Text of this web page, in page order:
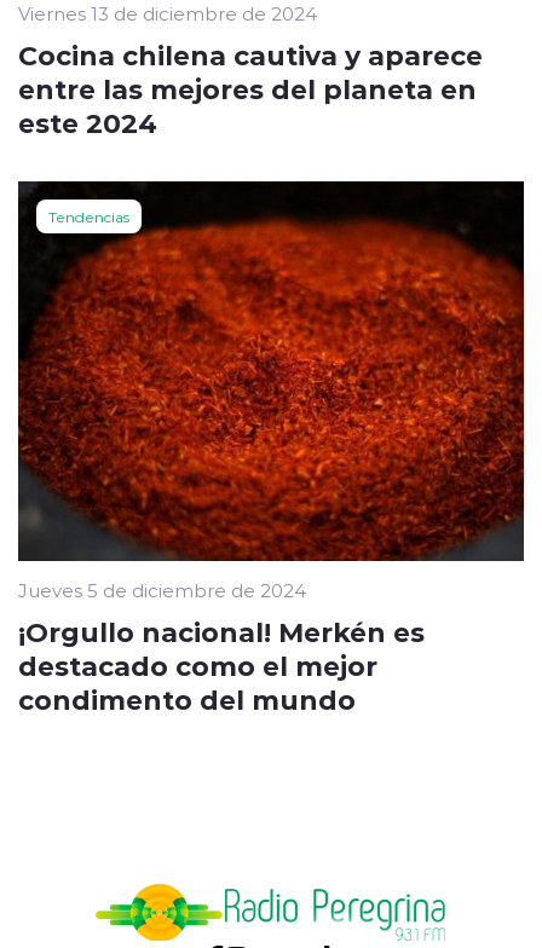
Viernes 13 de diciembre de 2024
Cocina chilena cautiva y aparece
entre las mejores del planeta en
este 2024
Tendencias
Jueves 5 de diciembre de 2024
¡Orgullo nacional! Merkén es
destacado como el mejor
condimento del mundo